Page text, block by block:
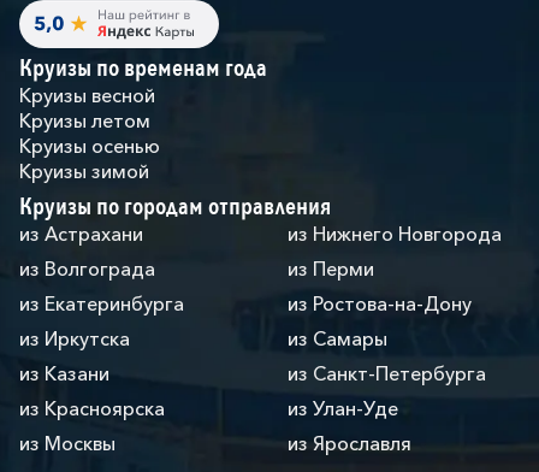
Круизы по временам года
Круизы весной
Круизы летом
Круизы осенью
Круизы зимой
Круизы по городам отправления
из Астрахани
из Волгограда
из Екатеринбурга
из Иркутска
из Казани
из Красноярска
из Москвы
из Нижнего Новгорода
из Перми
из Ростова-на-Дону
из Самары
из Санкт-Петербурга
из Улан-Уде
из Ярославля